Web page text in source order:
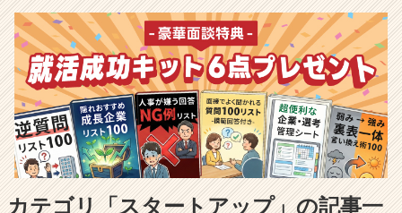
ベ
ン
チ
ャ
ー・
成
長
企
業
か
ら
カテゴリ「スタートアップ」の記事一